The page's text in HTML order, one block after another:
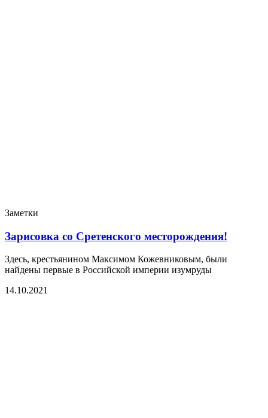
Заметки
Зарисовка со Сретенского месторождения!
Здесь, крестьянином Максимом Кожевниковым, были
найдены первые в Российской империи изумруды
14.10.2021